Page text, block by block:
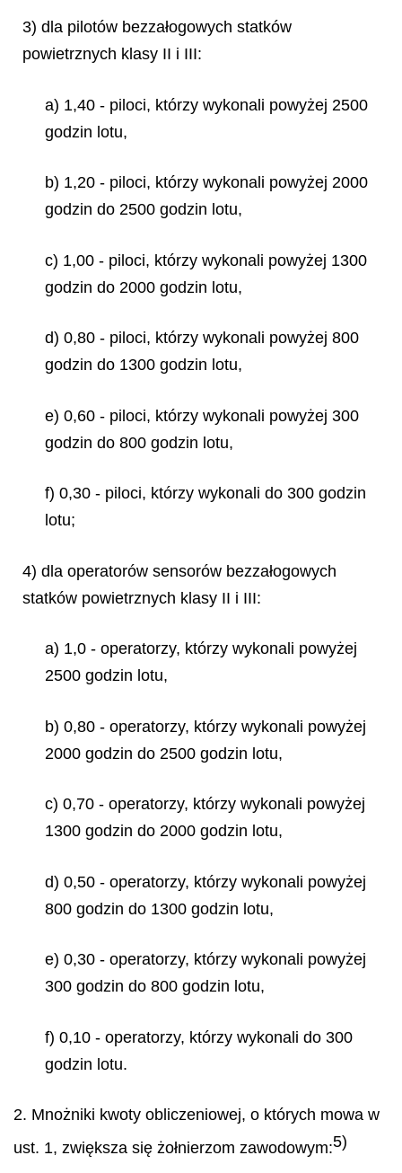
3) dla pilotów bezzałogowych statków
powietrznych klasy II i III:
a) 1,40 - piloci, którzy wykonali powyżej 2500
godzin lotu,
b) 1,20 - piloci, którzy wykonali powyżej 2000
godzin do 2500 godzin lotu,
c) 1,00 - piloci, którzy wykonali powyżej 1300
godzin do 2000 godzin lotu,
d) 0,80 - piloci, którzy wykonali powyżej 800
godzin do 1300 godzin lotu,
e) 0,60 - piloci, którzy wykonali powyżej 300
godzin do 800 godzin lotu,
f) 0,30 - piloci, którzy wykonali do 300 godzin
lotu;
4) dla operatorów sensorów bezzałogowych
statków powietrznych klasy II i III:
a) 1,0 - operatorzy, którzy wykonali powyżej
2500 godzin lotu,
b) 0,80 - operatorzy, którzy wykonali powyżej
2000 godzin do 2500 godzin lotu,
c) 0,70 - operatorzy, którzy wykonali powyżej
1300 godzin do 2000 godzin lotu,
d) 0,50 - operatorzy, którzy wykonali powyżej
800 godzin do 1300 godzin lotu,
e) 0,30 - operatorzy, którzy wykonali powyżej
300 godzin do 800 godzin lotu,
f) 0,10 - operatorzy, którzy wykonali do 300
godzin lotu.
2. Mnożniki kwoty obliczeniowej, o których mowa w
ust. 1, zwiększa się żołnierzom zawodowym:5)